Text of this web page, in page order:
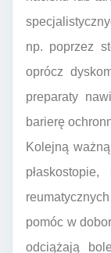
np. poprzez
oprócz
preparaty
barierę
Kolejną
pomóc w
odciążają